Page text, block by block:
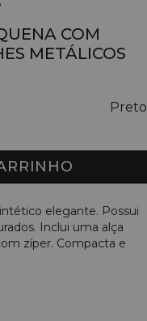
COM
METÁLICOS
Preto
elegante. Possui
Inclui uma alça
zíper. Compacta e